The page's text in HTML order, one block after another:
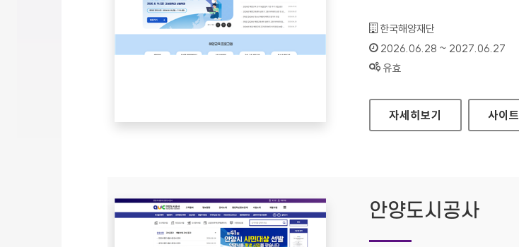
기관명 :
한국해양재단
인증기간 :
2026.06.28 ~ 2027.06.27
상태 :
유효
해양교육포털
자세히보기 사이트
안양도시공사